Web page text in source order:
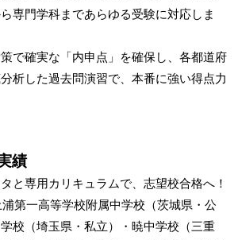
専門学科まであらゆる受験に対応しま
で確実な「内申点」を確保し、各都道府
析した過去問演習で、本番に強い得点力
績
と専用カリキュラムで、志望校合格へ！
第一高等学校附属中学校（茨城県・公
校（埼玉県・私立）・暁中学校（三重